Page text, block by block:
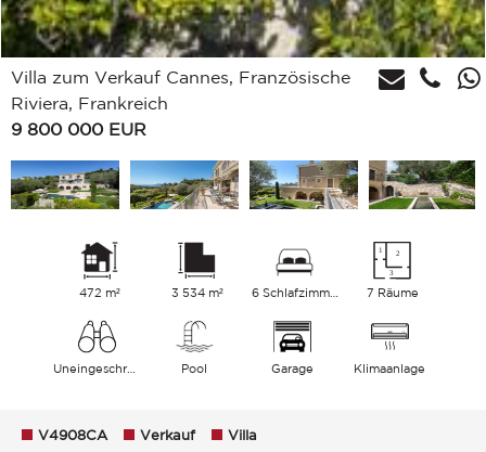
Villa zum Verkauf Cannes, Französische
Riviera, Frankreich
9 800 000 EUR
472 m² 3 534 m² 6 Schlafzimmer 7 Räume
Uneingeschränkt Meer Pool Garage Klimaanlage
V4908CA Verkauf Villa